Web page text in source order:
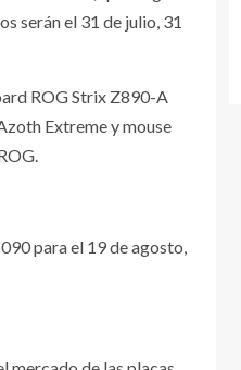
serán el 31 de julio, 31
ROG Strix Z890-A
Extreme y mouse
para el 19 de agosto,